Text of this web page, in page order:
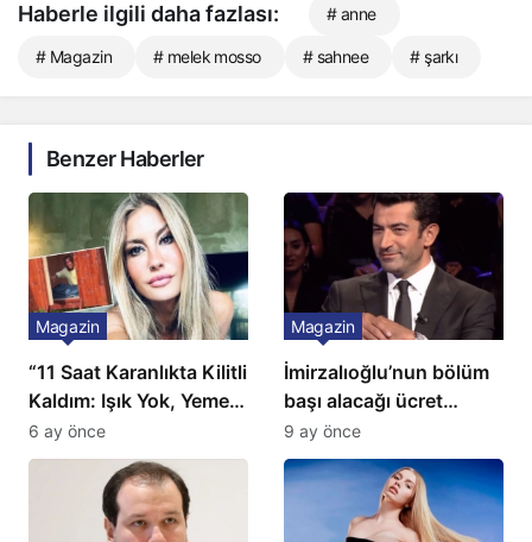
Haberle ilgili daha fazlası: # anne
# Magazin # melek mosso # sahnee # şarkı
Benzer Haberler
“11 Saat Karanlıkta Kilitli
Kaldım: Işık Yok, Yemek
Yok, Tuvalet Yok!”
Çağla Şikel’den Şok
Magazin
6 ay önce
İmirzalıoğlu’nun bölüm
başı alacağı ücret
Türkiye’de bir ilk:
Gözünü 2 ilçeye dikti!
Magazin
9 ay önce